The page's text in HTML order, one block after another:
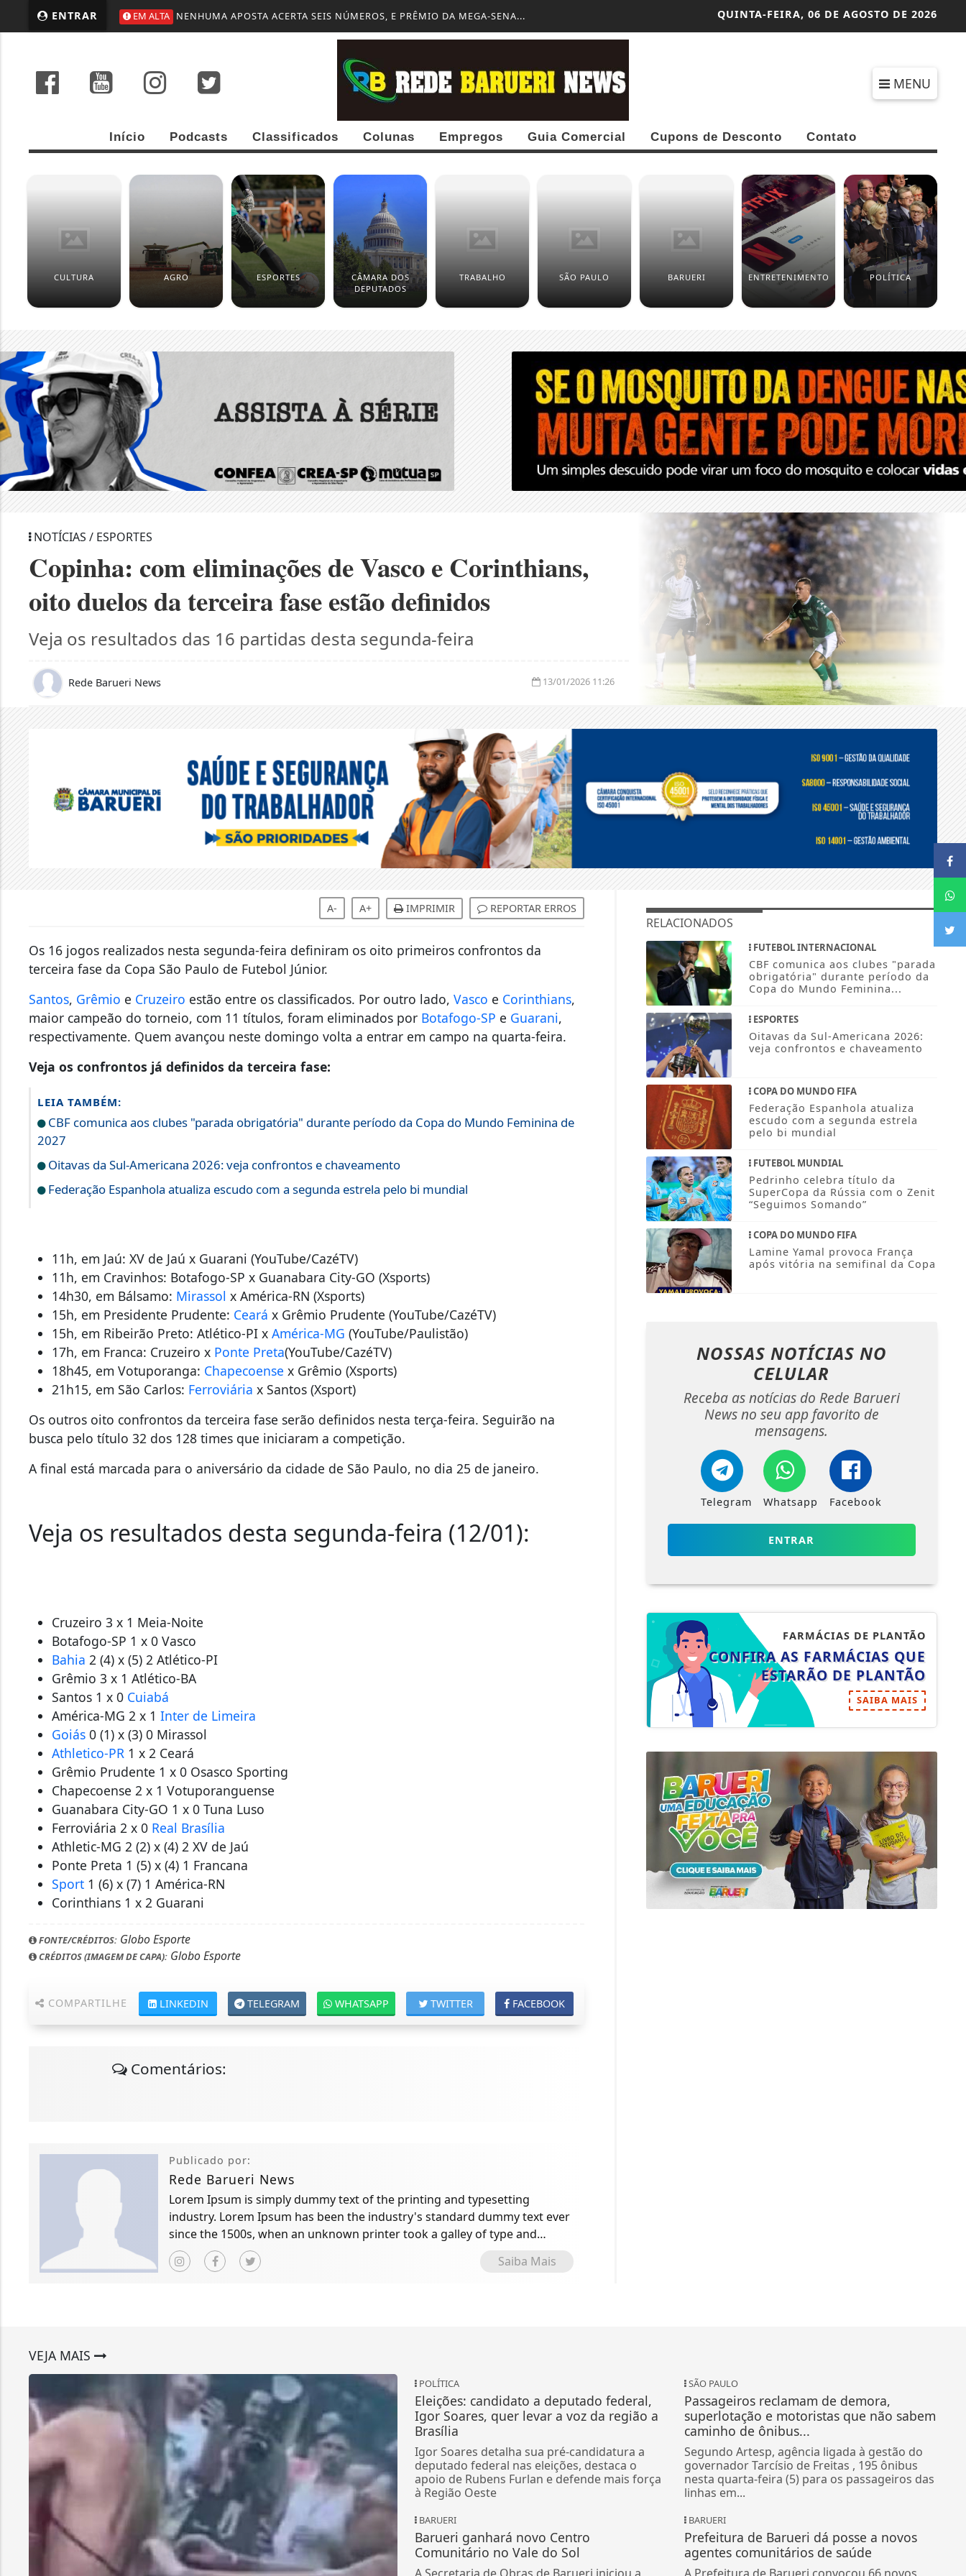
ENTRAR EM ALTA NENHUMA APOSTA ACERTA SEIS NÚMEROS, E PRÊMIO DA MEGA-SENA... QUINTA-FEIRA, 06 DE AGOSTO DE 2026
MENU
Início Podcasts Classificados Colunas Empregos Guia Comercial Cupons de Desconto Contato
CULTURA AGRO ESPORTES
CÂMARA DOS
DEPUTADOS
TRABALHO SÃO PAULO BARUERI ENTRETENIMENTO POLÍTICA
NOTÍCIAS / ESPORTES
Copinha: com eliminações de Vasco e Corinthians,
oito duelos da terceira fase estão definidos
Veja os resultados das 16 partidas desta segunda-feira
Rede Barueri News 13/01/2026 11:26
A- A+ IMPRIMIR REPORTAR ERROS
Os 16 jogos realizados nesta segunda-feira definiram os oito primeiros confrontos da
terceira fase da Copa São Paulo de Futebol Júnior.
Santos, Grêmio e Cruzeiro estão entre os classificados. Por outro lado,Vasco e Corinthians,
maior campeão do torneio, com 11 títulos, foram eliminados por Botafogo-SP e Guarani,
respectivamente. Quem avançou neste domingo volta a entrar em campo na quarta-feira.
Veja os confrontos já definidos da terceira fase:
LEIA TAMBÉM:
CBF comunica aos clubes "parada obrigatória" durante período da Copa do Mundo Feminina de
2027
Oitavas da Sul-Americana 2026: veja confrontos e chaveamento
Federação Espanhola atualiza escudo com a segunda estrela pelo bi mundial
11h, em Jaú: XV de Jaú x Guarani (YouTube/CazéTV)
11h, em Cravinhos: Botafogo-SP x Guanabara City-GO (Xsports)
14h30, em Bálsamo: Mirassol x América-RN (Xsports)
15h, em Presidente Prudente: Ceará x Grêmio Prudente (YouTube/CazéTV)
15h, em Ribeirão Preto: Atlético-PI xAmérica-MG (YouTube/Paulistão)
17h, em Franca: Cruzeiro x Ponte Preta(YouTube/CazéTV)
18h45, em Votuporanga: Chapecoense x Grêmio (Xsports)
21h15, em São Carlos: Ferroviária x Santos (Xsport)
Os outros oito confrontos da terceira fase serão definidos nesta terça-feira. Seguirão na
busca pelo título 32 dos 128 times que iniciaram a competição.
A final está marcada para o aniversário da cidade de São Paulo, no dia 25 de janeiro.
Veja os resultados desta segunda-feira (12/01):
Cruzeiro 3 x 1 Meia-Noite
Botafogo-SP 1 x 0 Vasco
Bahia 2 (4) x (5) 2 Atlético-PI
Grêmio 3 x 1 Atlético-BA
Santos 1 x 0 Cuiabá
América-MG 2 x 1Inter de Limeira
Goiás 0 (1) x (3) 0 Mirassol
Athletico-PR 1 x 2 Ceará
Grêmio Prudente 1 x 0 Osasco Sporting
Chapecoense 2 x 1 Votuporanguense
Guanabara City-GO 1 x 0 Tuna Luso
Ferroviária 2 x 0 Real Brasília
Athletic-MG 2 (2) x (4) 2 XV de Jaú
Ponte Preta 1 (5) x (4) 1 Francana
Sport 1 (6) x (7) 1 América-RN
Corinthians 1 x 2 Guarani
FONTE/CRÉDITOS: Globo Esporte
CRÉDITOS (IMAGEM DE CAPA): Globo Esporte
COMPARTILHE FACEBOOK
TWITTER
WHATSAPP
TELEGRAM
LINKEDIN
Comentários:
Publicado por:
Rede Barueri News
Lorem Ipsum is simply dummy text of the printing and typesetting
industry. Lorem Ipsum has been the industry's standard dummy text ever
since the 1500s, when an unknown printer took a galley of type and
scrambled it to make a type specimen book.
Saiba Mais
RELACIONADOS
FUTEBOL INTERNACIONAL
CBF comunica aos clubes "parada
obrigatória" durante período da
Copa do Mundo Feminina...
ESPORTES
Oitavas da Sul-Americana 2026:
veja confrontos e chaveamento
COPA DO MUNDO FIFA
Federação Espanhola atualiza
escudo com a segunda estrela
pelo bi mundial
FUTEBOL MUNDIAL
Pedrinho celebra título da
SuperCopa da Rússia com o Zenit
“Seguimos Somando”
COPA DO MUNDO FIFA
Lamine Yamal provoca França
após vitória na semifinal da Copa
NOSSAS NOTÍCIAS NO
CELULAR
Receba as notícias do Rede Barueri
News no seu app favorito de
mensagens.
Telegram Whatsapp Facebook
ENTRAR
FARMÁCIAS DE PLANTÃO
CONFIRA AS FARMÁCIAS QUE
ESTARÃO DE PLANTÃO
SAIBA MAIS
VEJA MAIS
POLÍTICA
Eleições: candidato a deputado federal,
Igor Soares, quer levar a voz da região a
Brasília
Igor Soares detalha sua pré-candidatura a
deputado federal nas eleições, destaca o
apoio de Rubens Furlan e defende mais força
à Região Oeste
SÃO PAULO
Passageiros reclamam de demora,
superlotação e motoristas que não sabem
caminho de ônibus...
Segundo Artesp, agência ligada à gestão do
governador Tarcísio de Freitas , 195 ônibus
nesta quarta-feira (5) para os passageiros das
linhas em...
BARUERI
Barueri ganhará novo Centro
Comunitário no Vale do Sol
BARUERI
Prefeitura de Barueri dá posse a novos
agentes comunitários de saúde